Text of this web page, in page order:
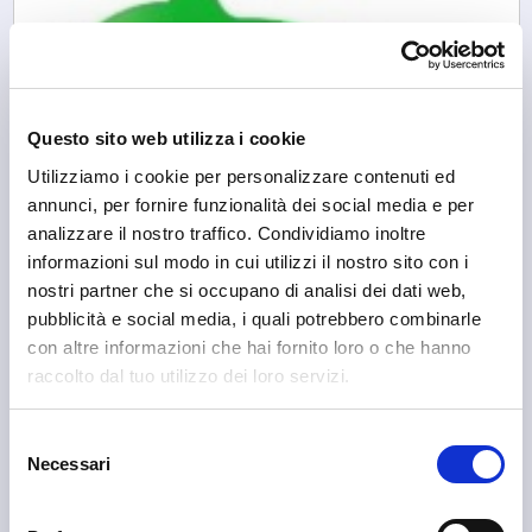
Questo sito web utilizza i cookie
Utilizziamo i cookie per personalizzare contenuti ed
annunci, per fornire funzionalità dei social media e per
analizzare il nostro traffico. Condividiamo inoltre
informazioni sul modo in cui utilizzi il nostro sito con i
nostri partner che si occupano di analisi dei dati web,
pubblicità e social media, i quali potrebbero combinarle
con altre informazioni che hai fornito loro o che hanno
raccolto dal tuo utilizzo dei loro servizi.
delNecessari
Ardenno